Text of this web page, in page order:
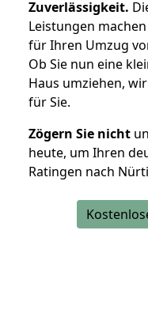
Zuverlässigkeit.
Leistungen
für Ihren Umzug
Ob Sie nun eine
Haus umziehen,
für Sie.
Zögern Sie nicht
heute, um Ihren
Ratingen nach